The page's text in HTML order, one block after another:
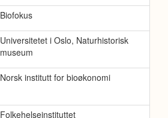
Biofokus
Universitetet i Oslo, Naturhistorisk
museum
Norsk institutt for bioøkonomi
Folkehelseinstituttet